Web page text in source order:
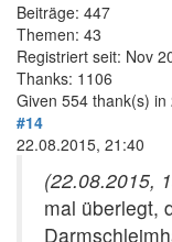
Beiträge: 447
Themen: 43
Registriert seit: Nov
Thanks: 1106
Given 554 thank(s) in
#14
22.08.2015, 21:40
(22.08.2015,
mal überlegt,